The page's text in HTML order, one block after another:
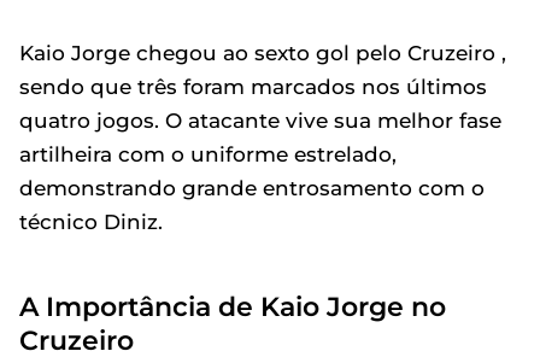
Kaio Jorge chegou ao sexto gol pelo Cruzeiro ,
sendo que três foram marcados nos últimos
quatro jogos. O atacante vive sua melhor fase
artilheira com o uniforme estrelado,
demonstrando grande entrosamento com o
técnico Diniz.
A Importância de Kaio Jorge no
Cruzeiro